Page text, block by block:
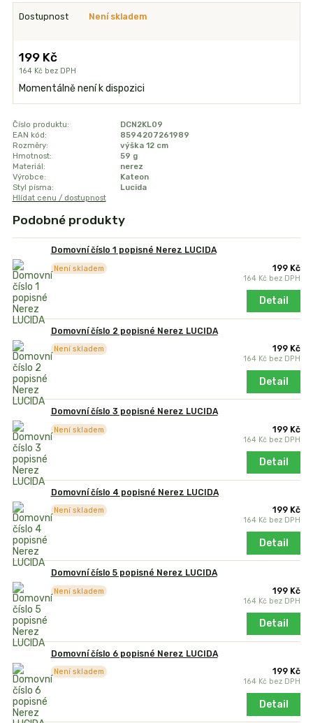
Dostupnost Není skladem
199 Kč
164 Kč bez DPH
Momentálně není k dispozici
Číslo produktu:
DCN2KL09
EAN kód:
8594207261989
Rozměry:
výška 12 cm
Hmotnost:
59 g
Materiál:
nerez
Výrobce:
Kateon
Styl písma:
Lucida
Hlídat cenu / dostupnost
Podobné produkty
Domovní číslo 1 popisné Nerez LUCIDA
199 Kč
164 Kč bez DPH
Není skladem
Detail
Domovní číslo 2 popisné Nerez LUCIDA
199 Kč
164 Kč bez DPH
Není skladem
Detail
Domovní číslo 3 popisné Nerez LUCIDA
199 Kč
164 Kč bez DPH
Není skladem
Detail
Domovní číslo 4 popisné Nerez LUCIDA
199 Kč
164 Kč bez DPH
Není skladem
Detail
Domovní číslo 5 popisné Nerez LUCIDA
199 Kč
164 Kč bez DPH
Není skladem
Detail
Domovní číslo 6 popisné Nerez LUCIDA
199 Kč
164 Kč bez DPH
Není skladem
Detail